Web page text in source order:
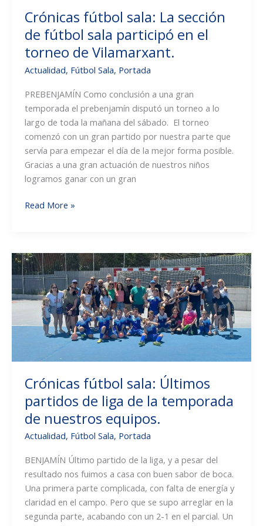
Crónicas fútbol sala: La sección
de fútbol sala participó en el
torneo de Vilamarxant.
Actualidad, Fútbol Sala, Portada
PREBENJAMÍN Como conclusión a una gran
temporada el prebenjamín disputó un torneo a lo
largo de toda la mañana del sábado. El torneo
comenzó con un gran partido por nuestra parte que
servía para empezar el día de la mejor forma posible.
Gracias a una gran actuación de nuestros niños
logramos ganar con un gran
Crónicas
sección
de
fútbol
sala
participó
torneo
Vilamarxant.
Read More »
Crónicas fútbol sala: Últimos
partidos de liga de la temporada
de nuestros equipos.
Actualidad, Fútbol Sala, Portada
BENJAMÍN Último partido de la liga, y a pesar del
resultado nos fuimos a casa con buen sabor de boca.
Una primera parte complicada, con falta de energía y
claridad en el campo. Pero que se supo arreglar en la
segunda parte, acabando con un 2-1 en el parcial. Un